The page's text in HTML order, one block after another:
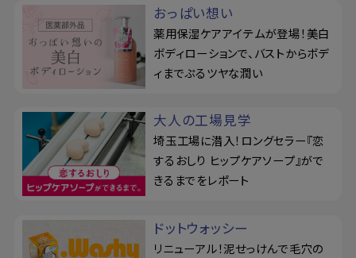
おっぱい想い
薬用保湿ケアアイテムが登場！美白
ボディローションで、バストからボデ
ィまでぷるツヤな潤い
大人の工場見学
埼玉工場に潜入！ロングセラー『恋
するおしり ヒップケアソープ』がで
きるまでをレポート
ドットウォッシー
リニューアル！泥せっけんで毛穴の